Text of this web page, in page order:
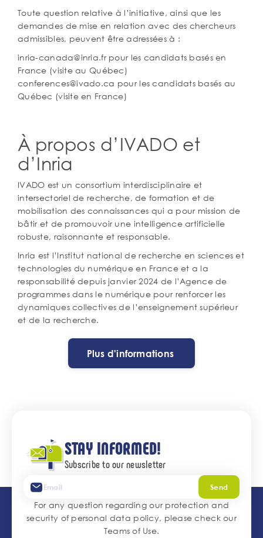
Toute question relative à l’initiative, ainsi que les
demandes de mise en relation avec des chercheurs
admissibles, peuvent être adressées à :
inria-canada@inria.fr pour les candidats basés en
France (visite au Québec)
conferences@ivado.ca pour les candidats basés au
Québec (visite en France)
À propos d’IVADO et
d’Inria
IVADO est un consortium interdisciplinaire et
intersectoriel de recherche, de formation et de
mobilisation des connaissances qui a pour mission de
bâtir et de promouvoir une intelligence artificielle
robuste, raisonnante et responsable.
Inria est l’Institut national de recherche en sciences et
technologies du numérique en France et a la
responsabilité depuis janvier 2024 de l’Agence de
programmes dans le numérique pour renforcer les
dynamiques collectives de l’enseignement supérieur
et de la recherche.
Plus d'informations
STAY INFORMED!
Subscribe to our newsletter
Send
For any question regarding our protection and
security of personal data policy, please check our
Teams of Use.